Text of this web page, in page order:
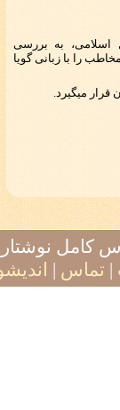
اسلامی، به بررسی
را با زبانی گویا
قرار میگیرد.
کامل
| تماس |